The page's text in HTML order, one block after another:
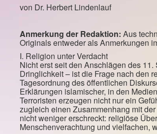
von Dr. Herbert Lindenlauf
Anmerkung der Redaktion: Aus
Originals entweder als Anmerkungen
I. Religion unter Verdacht
Nicht erst seit den Anschlägen des
Dringlichkeit – ist die Frage nach den
Tagesordnung des öffentlichen
Erklärungen islamischer, in den
Terroristen erzeugen nicht nur ein
zugleich einen Zusammenhang mit
nicht weniger erschreckt: religiöse
Menschenverachtung und vielfachen,